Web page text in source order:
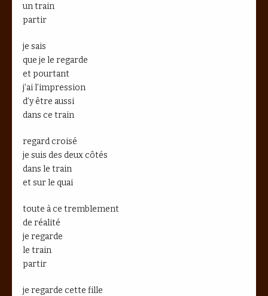
un train
partir
je sais
que je le regarde
et pourtant
j’ai l’impression
d’y être aussi
dans ce train
regard croisé
je suis des deux côtés
dans le train
et sur le quai
toute à ce tremblement
de réalité
je regarde
le train
partir
je regarde cette fille